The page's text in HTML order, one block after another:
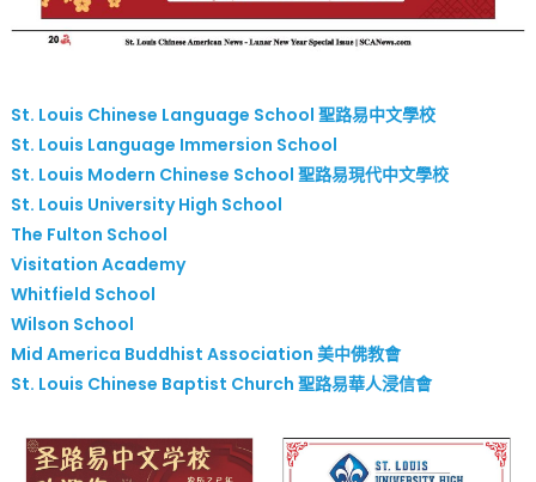
St. Louis Chinese Language School 聖路易中文學校
St. Louis Language Immersion School
St. Louis Modern Chinese School 聖路易現代中文學校
St. Louis University High School
The Fulton School
Visitation Academy
Whitfield School
Wilson School
Mid America Buddhist Association 美中佛教會
St. Louis Chinese Baptist Church 聖路易華人浸信會